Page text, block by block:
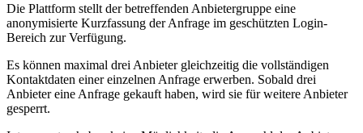
Die Plattform stellt der betreffenden Anbietergruppe eine
anonymisierte Kurzfassung der Anfrage im geschützten Login-
Bereich zur Verfügung.
Es können maximal drei Anbieter gleichzeitig die vollständigen
Kontaktdaten einer einzelnen Anfrage erwerben. Sobald drei
Anbieter eine Anfrage gekauft haben, wird sie für weitere Anbieter
gesperrt.